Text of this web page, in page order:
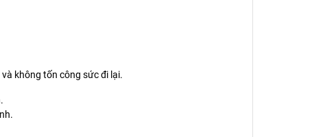
không tốn công sức đi lại.